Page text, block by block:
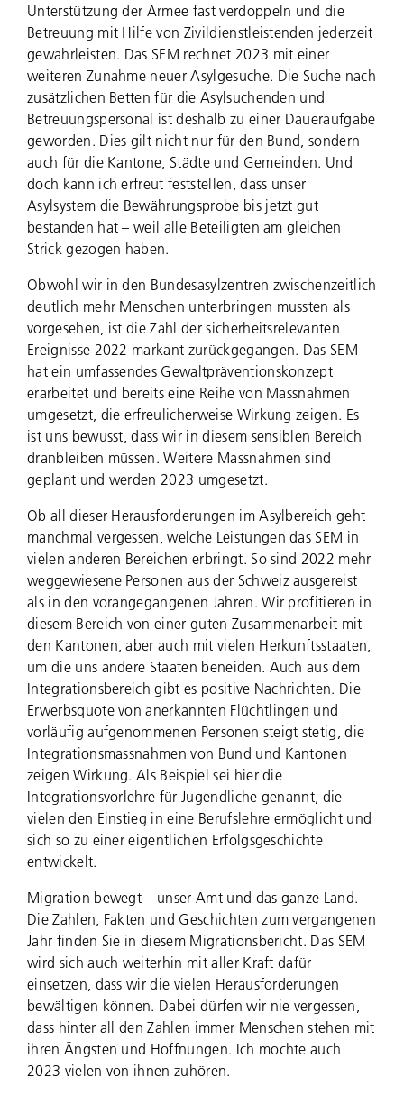
Unterstützung der Armee fast verdoppeln und die
Betreuung mit Hilfe von Zivildienstleistenden jederzeit
gewährleisten. Das SEM rechnet 2023 mit einer
weiteren Zunahme neuer Asylgesuche. Die Suche nach
zusätzlichen Betten für die Asylsuchenden und
Betreuungspersonal ist deshalb zu einer Daueraufgabe
geworden. Dies gilt nicht nur für den Bund, sondern
auch für die Kantone, Städte und Gemeinden. Und
doch kann ich erfreut feststellen, dass unser
Asylsystem die Bewährungsprobe bis jetzt gut
bestanden hat – weil alle Beteiligten am gleichen
Strick gezogen haben.
Obwohl wir in den Bundesasylzentren zwischenzeitlich
deutlich mehr Menschen unterbringen mussten als
vorgesehen, ist die Zahl der sicherheitsrelevanten
Ereignisse 2022 markant zurückgegangen. Das SEM
hat ein umfassendes Gewaltpräventionskonzept
erarbeitet und bereits eine Reihe von Massnahmen
umgesetzt, die erfreulicherweise Wirkung zeigen. Es
ist uns bewusst, dass wir in diesem sensiblen Bereich
dranbleiben müssen. Weitere Massnahmen sind
geplant und werden 2023 umgesetzt.
Ob all dieser Herausforderungen im Asylbereich geht
manchmal vergessen, welche Leistungen das SEM in
vielen anderen Bereichen erbringt. So sind 2022 mehr
weggewiesene Personen aus der Schweiz ausgereist
als in den vorangegangenen Jahren. Wir profitieren in
diesem Bereich von einer guten Zusammenarbeit mit
den Kantonen, aber auch mit vielen Herkunftsstaaten,
um die uns andere Staaten beneiden. Auch aus dem
Integrationsbereich gibt es positive Nachrichten. Die
Erwerbsquote von anerkannten Flüchtlingen und
vorläufig aufgenommenen Personen steigt stetig, die
Integrationsmassnahmen von Bund und Kantonen
zeigen Wirkung. Als Beispiel sei hier die
Integrationsvorlehre für Jugendliche genannt, die
vielen den Einstieg in eine Berufslehre ermöglicht und
sich so zu einer eigentlichen Erfolgsgeschichte
entwickelt.
Migration bewegt – unser Amt und das ganze Land.
Die Zahlen, Fakten und Geschichten zum vergangenen
Jahr finden Sie in diesem Migrationsbericht. Das SEM
wird sich auch weiterhin mit aller Kraft dafür
einsetzen, dass wir die vielen Herausforderungen
bewältigen können. Dabei dürfen wir nie vergessen,
dass hinter all den Zahlen immer Menschen stehen mit
ihren Ängsten und Hoffnungen. Ich möchte auch
2023 vielen von ihnen zuhören.